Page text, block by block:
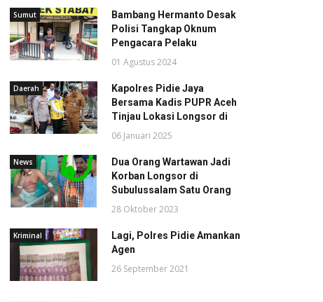
Sumut
Bambang Hermanto Desak
Polisi Tangkap Oknum
Pengacara Pelaku
01 Agustus 2024
Daerah
Kapolres Pidie Jaya
Bersama Kadis PUPR Aceh
Tinjau Lokasi Longsor di
06 Januari 2025
News
Dua Orang Wartawan Jadi
Korban Longsor di
Subulussalam Satu Orang
28 Oktober 2023
Kriminal
Lagi, Polres Pidie Amankan
Agen
26 September 2021